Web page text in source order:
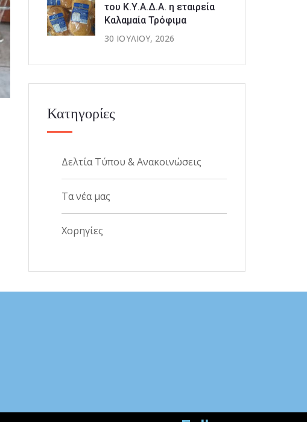
του Κ.Υ.Α.Δ.Α. η εταιρεία
Καλαμαία Τρόφιμα
30 ΙΟΥΛΊΟΥ, 2026
Κατηγορίες
Δελτία Τύπου & Ανακοινώσεις
Τα νέα μας
Χορηγίες